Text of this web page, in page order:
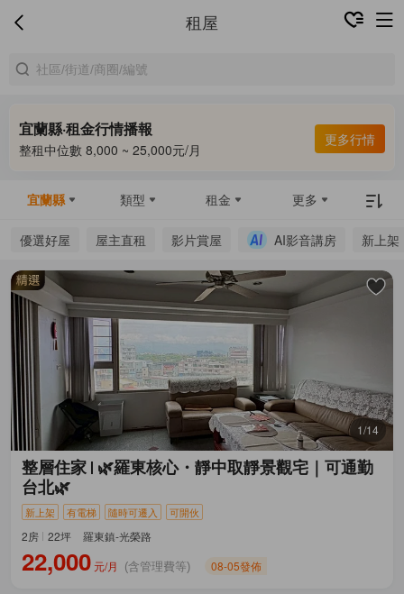
租屋
宜蘭縣·租金行情播報
整租中位數 8,000 ~ 25,000元/月
更多行情
宜蘭縣 類型 租金 更多
優選好屋 屋主直租 影片賞屋 AI影音講房 新上架
1/14
整層住家
🌿羅東核心・靜中取靜景觀宅｜可通勤
台北🌿
新上架 有電梯 隨時可遷入 可開伙
2房 22坪 羅東鎮-光榮路
22,000 元/月 (含管理費等) 08-05發佈